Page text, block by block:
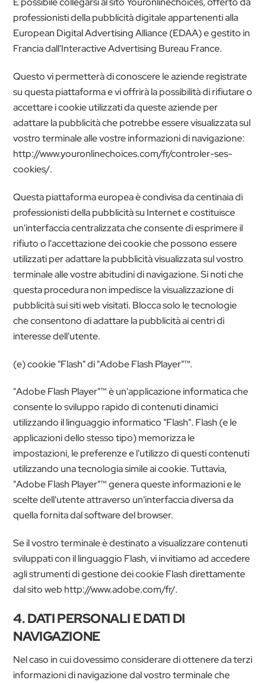
professionisti della pubblicità digitale appartenenti alla
European Digital Advertising Alliance (EDAA) e gestito in
Francia dall'Interactive Advertising Bureau France.
Questo vi permetterà di conoscere le aziende registrate
su questa piattaforma e vi offrirà la possibilità di rifiutare o
accettare i cookie utilizzati da queste aziende per
adattare la pubblicità che potrebbe essere visualizzata sul
vostro terminale alle vostre informazioni di navigazione:
http://www.youronlinechoices.com/fr/controler-ses-
cookies/.
Questa piattaforma europea è condivisa da centinaia di
professionisti della pubblicità su Internet e costituisce
un'interfaccia centralizzata che consente di esprimere il
rifiuto o l'accettazione dei cookie che possono essere
utilizzati per adattare la pubblicità visualizzata sul vostro
terminale alle vostre abitudini di navigazione. Si noti che
questa procedura non impedisce la visualizzazione di
pubblicità sui siti web visitati. Blocca solo le tecnologie
che consentono di adattare la pubblicità ai centri di
interesse dell'utente.
(e) cookie "Flash" di "Adobe Flash Player"™.
"Adobe Flash Player"™ è un'applicazione informatica che
consente lo sviluppo rapido di contenuti dinamici
utilizzando il linguaggio informatico "Flash". Flash (e le
applicazioni dello stesso tipo) memorizza le
impostazioni, le preferenze e l'utilizzo di questi contenuti
utilizzando una tecnologia simile ai cookie. Tuttavia,
"Adobe Flash Player"™ genera queste informazioni e le
scelte dell'utente attraverso un'interfaccia diversa da
quella fornita dal software del browser.
Se il vostro terminale è destinato a visualizzare contenuti
sviluppati con il linguaggio Flash, vi invitiamo ad accedere
agli strumenti di gestione dei cookie Flash direttamente
dal sito web http://www.adobe.com/fr/.
4. DATI PERSONALI E DATI DI
NAVIGAZIONE
Nel caso in cui dovessimo considerare di ottenere da terzi
informazioni di navigazione dal vostro terminale che